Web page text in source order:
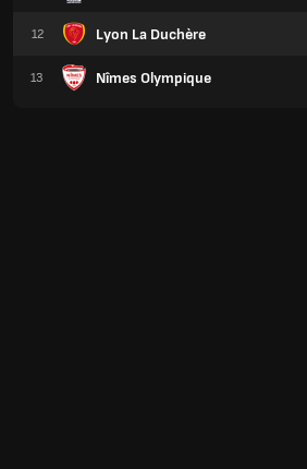
12 Lyon La Duchère
13 Nîmes Olympique